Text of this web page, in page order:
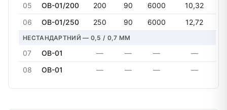
05
OB-01/200 200 90 6000
10,32
06
OB-01/250 250 90 6000 12,72
НЕСТАНДАРТНИЙ — 0,5 / 0,7 MM
07 OB-01 — — —
—
08
OB-01 — — — —